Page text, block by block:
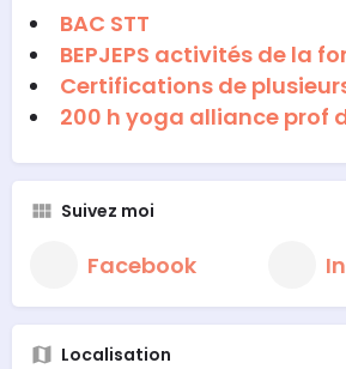
BAC STT
BEPJEPS activités de la
Certifications de
200 h yoga alliance prof
Suivez moi
Facebook
Localisation